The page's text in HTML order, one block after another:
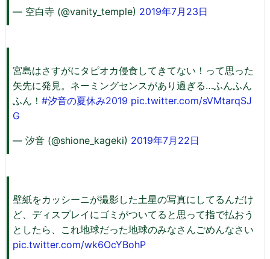
— 空白寺 (@vanity_temple) 2019年7月23日
宮島はさすがにタピオカ侵食してきてない！って思った
矢先に発見。ネーミングセンスがあり過ぎる…ふんふん
ふん！ #汐音の夏休み2019 pic.twitter.com/sVMtarqSJ
G
— 汐音 (@shione_kageki) 2019年7月22日
壁紙をカッシーニが撮影した土星の写真にしてるんだけ
ど、ディスプレイにゴミがついてると思って指で払おう
としたら、これ地球だった地球のみなさんごめんなさい
pic.twitter.com/wk6OcYBohP